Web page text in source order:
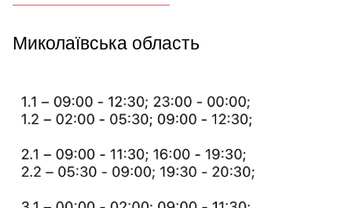
Миколаївська область